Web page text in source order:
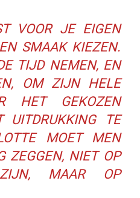
VOOR JE EIGEN
SMAAK KIEZEN.
TIJD NEMEN, EN
OM ZIJN HELE
HET GEKOZEN
UITDRUKKING TE
MOET MEN
ZEGGEN, NIET OP
MAAR OP